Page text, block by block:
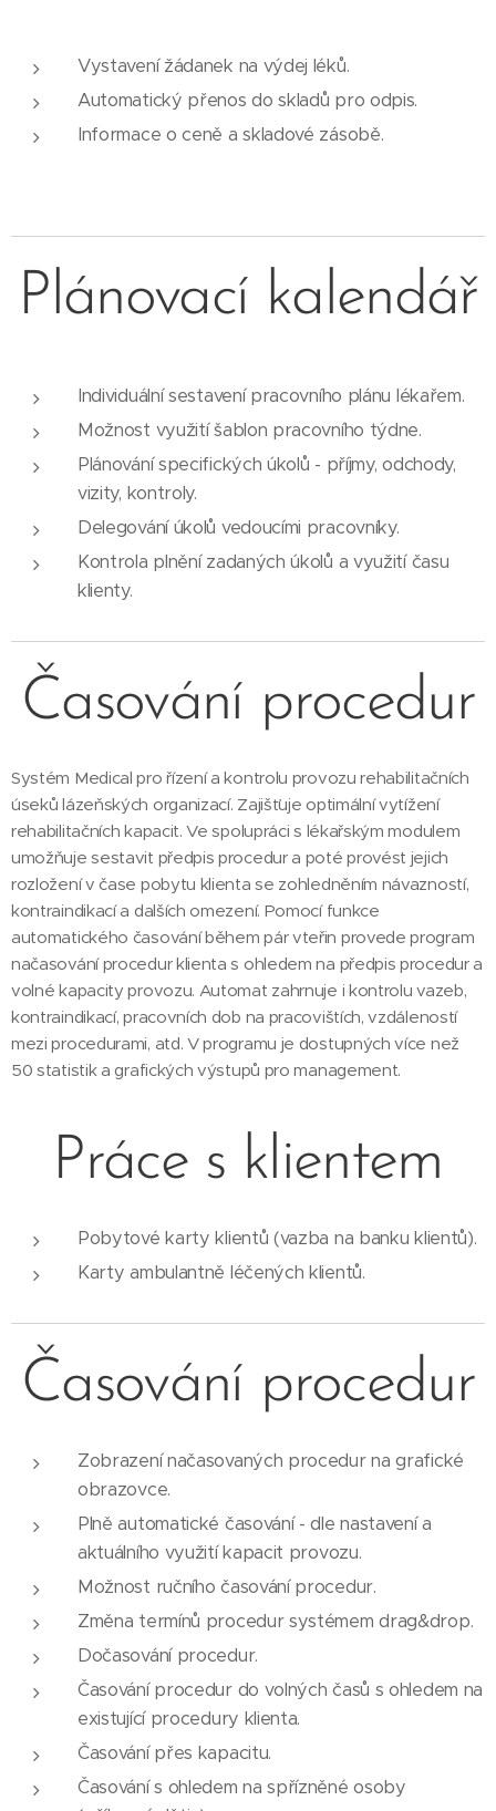
Vystavení žádanek na výdej léků.
Automatický přenos do skladů pro odpis.
Informace o ceně a skladové zásobě.
Plánovací kalendář
Individuální sestavení pracovního plánu lékařem.
Možnost využití šablon pracovního týdne.
Plánování specifických úkolů - příjmy, odchody,
vizity, kontroly.
Delegování úkolů vedoucími pracovníky.
Kontrola plnění zadaných úkolů a využití času
klienty.
Časování procedur
Systém Medical pro řízení a kontrolu provozu rehabilitačních
úseků lázeňských organizací. Zajišťuje optimální vytížení
rehabilitačních kapacit. Ve spolupráci s lékařským modulem
umožňuje sestavit předpis procedur a poté provést jejich
rozložení v čase pobytu klienta se zohledněním návazností,
kontraindikací a dalších omezení. Pomocí funkce
automatického časování během pár vteřin provede program
načasování procedur klienta s ohledem na předpis procedur a
volné kapacity provozu. Automat zahrnuje i kontrolu vazeb,
kontraindikací, pracovních dob na pracovištích, vzdáleností
mezi procedurami, atd. V programu je dostupných více než
50 statistik a grafických výstupů pro management.
Práce s klientem
Pobytové karty klientů (vazba na banku klientů).
Karty ambulantně léčených klientů.
Časování procedur
Zobrazení načasovaných procedur na grafické
obrazovce.
Plně automatické časování - dle nastavení a
aktuálního využití kapacit provozu.
Možnost ručního časování procedur.
Změna termínů procedur systémem drag&drop.
Dočasování procedur.
Časování procedur do volných časů s ohledem na
existující procedury klienta.
Časování přes kapacitu.
Časování s ohledem na spřízněné osoby